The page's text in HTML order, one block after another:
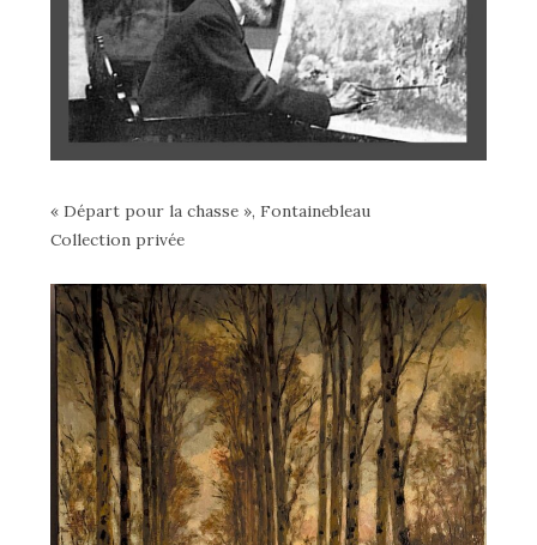
« Départ pour la chasse », Fontainebleau
Collection privée